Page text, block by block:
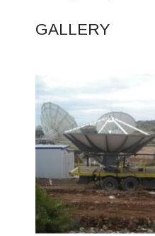
GALLERY